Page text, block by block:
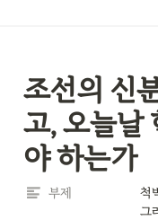
조선의 신
고, 오늘날
야 하는가
부제
척
그